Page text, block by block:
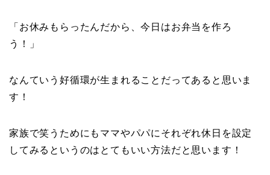
「お休みもらったんだから、今日はお弁当を作ろ
う！」
なんていう好循環が生まれることだってあると思いま
す！
家族で笑うためにもママやパパにそれぞれ休日を設定
してみるというのはとてもいい方法だと思います！